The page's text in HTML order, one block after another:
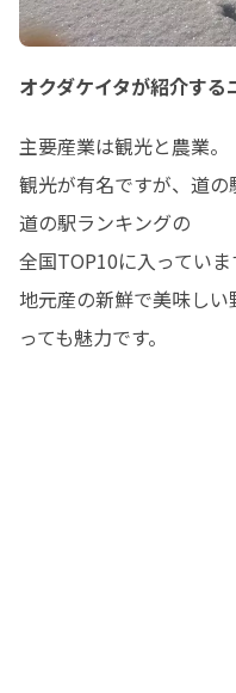
オクダケイタが紹介する
主要産業は観光と農業。
観光が有名ですが、道
道の駅ランキングの
全国TOP10に入っていま
地元産の新鮮で美味し
っても魅力です。